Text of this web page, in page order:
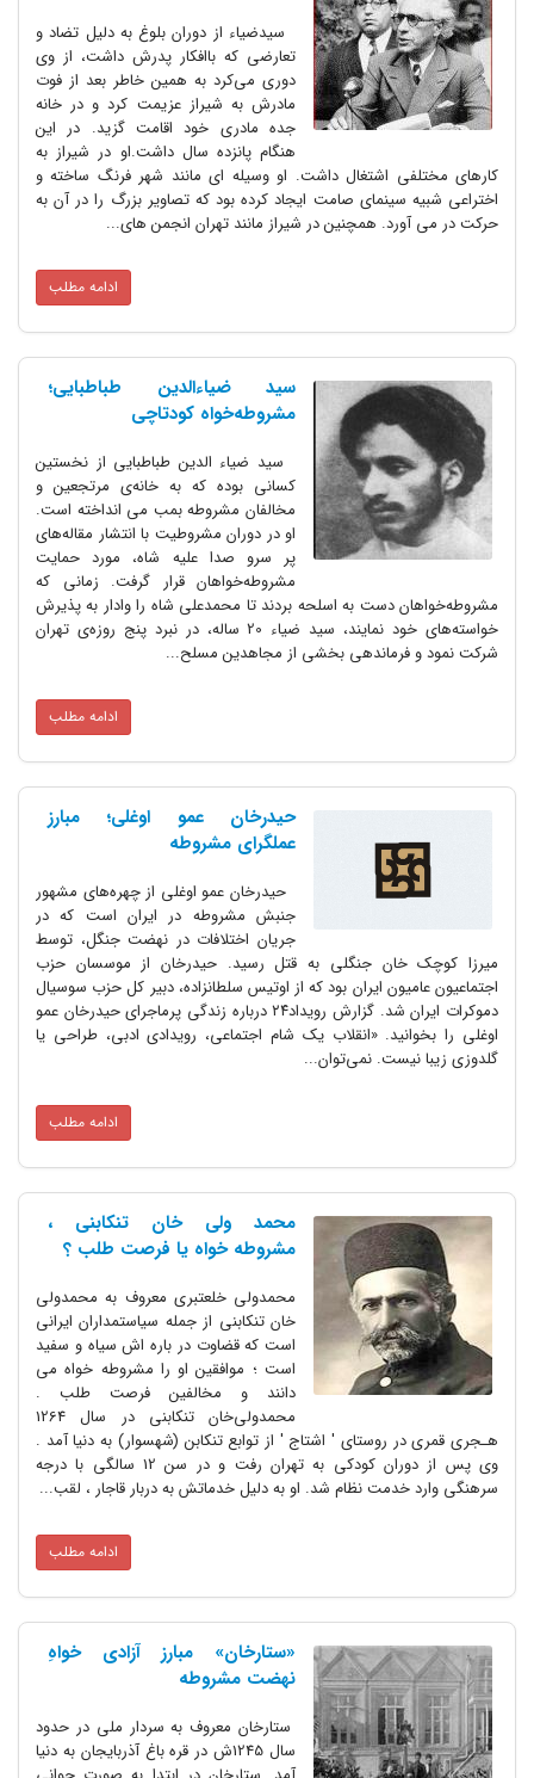
سیدضیاء از دوران بلوغ به دلیل تضاد و
تعارضی که باافکار پدرش داشت‌، از وی
دوری می‌کرد به همین خاطر بعد از فوت
مادرش به شیراز عزیمت کرد و در خانه
جده مادری خود اقامت گزید. در این
هنگام پانزده سال داشت.او در شیراز به
کارهای مختلفی اشتغال داشت. او وسیله ای مانند شهر فرنگ ساخته و
اختراعی شبیه سینمای صامت ایجاد کرده بود که تصاویر بزرگ را در آن به
حرکت در می آورد. همچنین در شیراز مانند تهران انجمن های...
ادامه مطلب
سید ضیاءالدین طباطبایی؛
مشروطه‌خواه کودتاچی
سید ضیاء الدین طباطبایی از نخستین
کسانی بوده که به خانه‌ی مرتجعین و
مخالفان مشروطه بمب می انداخته است.
او در دوران مشروطیت با انتشار مقاله‌های
پر سرو صدا علیه شاه، مورد حمایت
مشروطه‌خواهان قرار گرفت. زمانی که
مشروطه‌خواهان دست به اسلحه بردند تا محمدعلی شاه را وادار به پذیرش
خواسته‌های خود نمایند، سید ضیاء 20 ساله، در نبرد پنج روزه‌ی تهران
شرکت نمود و فرماندهی بخشی از مجاهدین مسلح...
ادامه مطلب
حیدرخان عمو اوغلی؛ مبارز
عملگرای مشروطه
حیدرخان عمو اوغلی از چهره‌های مشهور
جنبش مشروطه در ایران است که در
جریان اختلافات در نهضت جنگل، توسط
میرزا کوچک خان جنگلی به قتل رسید. حیدرخان از موسسان حزب
اجتماعیون عامیون ایران بود که از اوتیس سلطانزاده، دبیر کل حزب سوسیال
دموکرات ایران شد. گزارش رویداد۲۴ درباره زندگی پرماجرای حیدرخان عمو
اوغلی را بخوانید. «انقلاب یک شام اجتماعی، رویدادی ادبی، طراحی یا
گلدوزی زیبا نیست. نمی‌توان...
ادامه مطلب
محمد ولی خان تنکابنی ،
مشروطه خواه یا فرصت طلب ؟
محمدولی خلعتبری معروف به محمدولی
خان تنکابنی از جمله سیاستمداران ایرانی
است که قضاوت در باره اش سیاه و سفید
است ؛ موافقین او را مشروطه خواه می
دانند و مخالفین فرصت طلب .
محمدولی‌خان تنکابنی در سال 1264
هـجری قمری در روستای ' اشتاج ' از توابع تنکابن (شهسوار) به دنیا آمد .
وی پس از دوران کودکی به تهران رفت و در سن 12 سالگی با درجه‌
سرهنگی وارد خدمت نظام شد. او به دلیل خدماتش به دربار قاجار ، لقب...
ادامه مطلب
«ستارخان» مبارز آزادی خواهِ
نهضت مشروطه
ستارخان معروف به سردار ملی در حدود
سال 1245ش در قره باغ آذربایجان به دنیا